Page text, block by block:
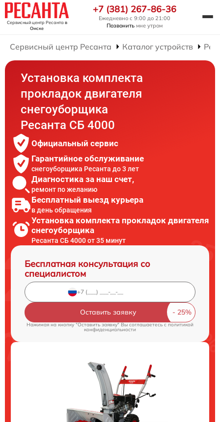
Сервисный центр Ресанта в
Омске
+7 (381) 267-86-36
Ежедневно с 9:00 до 21:00
Позвонить мне утром
Сервисный центр Ресанта Каталог устройств
Установка комплекта
прокладок двигателя
снегоуборщика
Ресанта СБ 4000
Официальный сервис
Гарантийное обслуживание
снегоуборщика Ресанта до 3 лет
Диагностика за наш счет,
ремонт по желанию
Бесплатный выезд курьера
в день обращения
Установка комплекта прокладок двигателя
снегоуборщика
Ресанта СБ 4000 от 35 минут
Бесплатная консультация со
специалистом
Оставить заявку
Нажимая на кнопку "Оставить заявку" Вы соглашаетесь cполитикой
конфиденциальности